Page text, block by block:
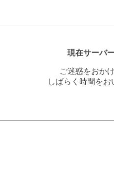
現在サーバ
ご迷惑をおか
しばらく時間を